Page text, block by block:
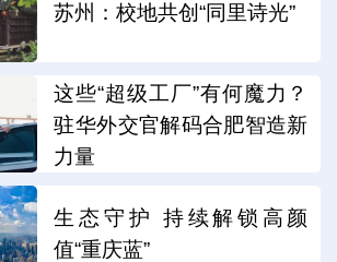
苏州：校地共创“同里诗光”
这些“超级工厂”有何魔力？
驻华外交官解码合肥智造新
力量
生态守护 持续解锁高颜
值“重庆蓝”